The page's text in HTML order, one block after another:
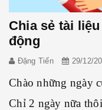
Chia sẻ tài
động
Đặng Tiến 29/12/
Chào những ngày
Chỉ 2 ngày nữa